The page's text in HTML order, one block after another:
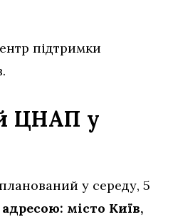
підтримки
ЦНАП у
у середу, 5
адресою: місто Київ,